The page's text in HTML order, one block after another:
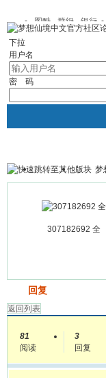
图酷 群组 银行
下拉
用户名
密 码
银行 群组
梦
307182692 全
回复
返回列表
81
阅读
3
回复